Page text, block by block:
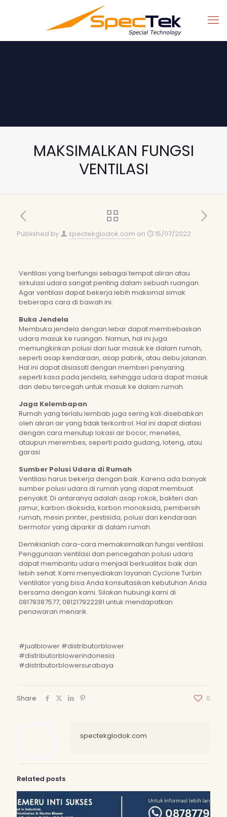
MAKSIMALKAN FUNGSI
VENTILASI
Published by spectekglodok.com on 15/07/2022
Ventilasi yang berfungsi sebagai tempat aliran atau
sirkulasi udara sangat penting dalam sebuah ruangan.
Agar ventilasi dapat bekerja lebih maksimal simak
beberapa cara di bawah ini:
Buka Jendela
Membuka jendela dengan lebar dapat membebaskan
udara masuk ke ruangan. Namun, hal ini juga
memungkinkan polusi dari luar masuk ke dalam rumah,
seperti asap kendaraan, asap pabrik, atau debu jalanan.
Hal ini dapat disiasati dengan memberi penyaring
seperti kasa pada jendela, sehingga udara dapat masuk
dan debu tercegah untuk masuk ke dalam rumah.
Jaga Kelembapan
Rumah yang terlalu lembab juga sering kali disebabkan
oleh aliran air yang tidak terkontrol. Hal ini dapat diatasi
dengan cara menutup lokasi air bocor, menetes,
ataupun merembes, seperti pada gudang, loteng, atau
garasi.
Sumber Polusi Udara di Rumah
Ventilasi harus bekerja dengan baik. Karena ada banyak
sumber polusi udara di rumah yang dapat membuat
penyakit. Di antaranya adalah asap rokok, bakteri dan
jamur, karbon dioksida, karbon monoksida, pembersih
rumah, mesin printer, pestisida, polusi dari kendaraan
bermotor yang diparkir di dalam rumah.
Demikianlah cara-cara memaksimalkan fungsi ventilasi.
Penggunaan ventilasi dan pencegahan polusi udara
dapat membantu udara menjadi berkualitas baik dan
lebih sehat. Kami menyediakan layanan Cyclone Turbin
Ventilator yang bisa Anda konsultasikan kebutuhan Anda
bersama dengan kami. Silakan hubungi kami di
08179387577, 081217922281 untuk mendapatkan
penawaran menarik.
#jualblower #distributorblower
#distributorblowerindonesia
#distributorblowersurabaya
Share 0
spectekglodok.com
Related posts